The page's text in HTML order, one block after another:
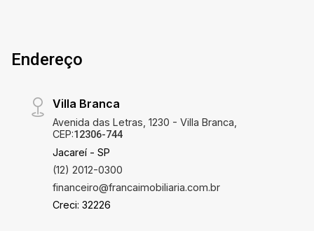
Endereço
Villa Branca
Avenida das Letras, 1230 - Villa Branca,
CEP:12306-744
Jacareí - SP
(12) 2012-0300
financeiro@francaimobiliaria.com.br
Creci: 32226